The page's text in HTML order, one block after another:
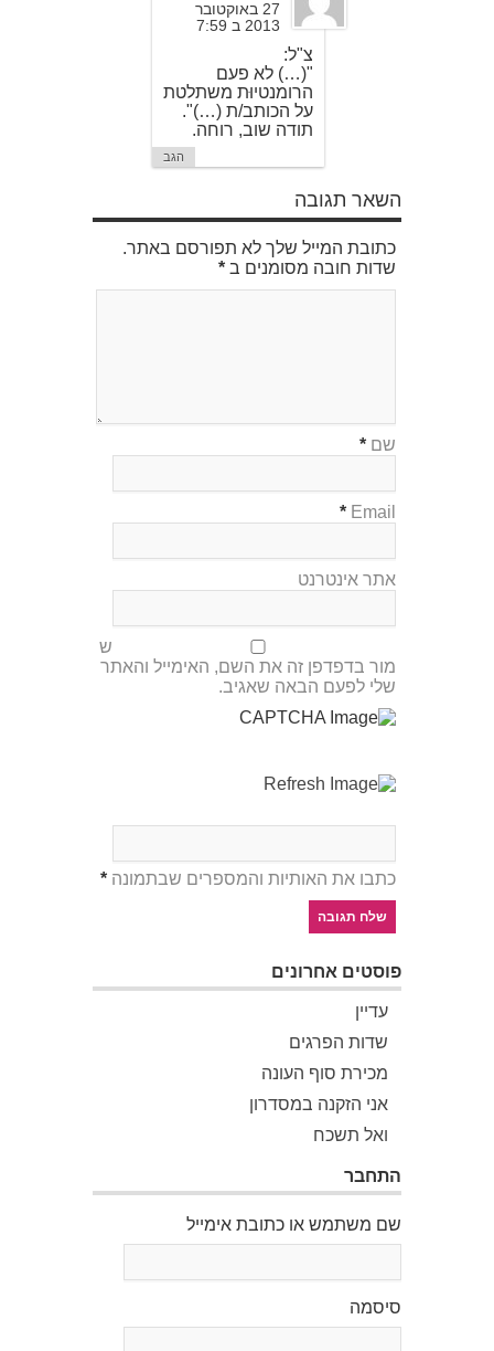
27 באוקטובר
2013 ב 7:59
צ"ל:
"(…) לא פעם
הרומנטיוּת משתלטת
על הכותב/ת (…)".
תודה שוב, רוחה.
הגב
השאר תגובה
כתובת המייל שלך לא תפורסם באתר.
שדות חובה מסומנים ב *
שם *
Email
*
אתר אינטרנט
ש
מור בדפדפן זה את השם, האימייל והאתר
שלי לפעם הבאה שאגיב.
כתבו את האותיות והמספרים שבתמונה *
פוסטים אחרונים
עדיין
שדות הפרגים
מכירת סוף העונה
אני הזקנה במסדרון
ואל תשכח
התחבר
שם משתמש או כתובת אימייל
סיסמה